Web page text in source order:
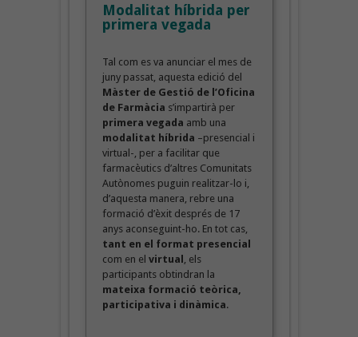
Modalitat híbrida per
primera vegada
Tal com es va anunciar el mes de
juny passat, aquesta edició del
Màster de Gestió de l’Oficina
de Farmàcia s’impartirà per
primera vegada amb una
modalitat híbrida –presencial i
virtual-, per a facilitar que
farmacèutics d’altres Comunitats
Autònomes puguin realitzar-lo i,
d’aquesta manera, rebre una
formació d’èxit després de 17
anys aconseguint-ho. En tot cas,
tant en el format presencial
com en el virtual , els
participants obtindran la
mateixa formació teòrica,
participativa i dinàmica.